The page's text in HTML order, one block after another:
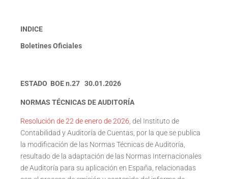
INDICE
Boletines Oficiales
ESTADO BOE n.27 30.01.2026
NORMAS TÉCNICAS DE AUDITORÍA
Resolución de 22 de enero de 2026 , del Instituto de
Contabilidad y Auditoría de Cuentas, por la que se publica
la modificación de las Normas Técnicas de Auditoría,
resultado de la adaptación de las Normas Internacionales
de Auditoría para su aplicación en España, relacionadas